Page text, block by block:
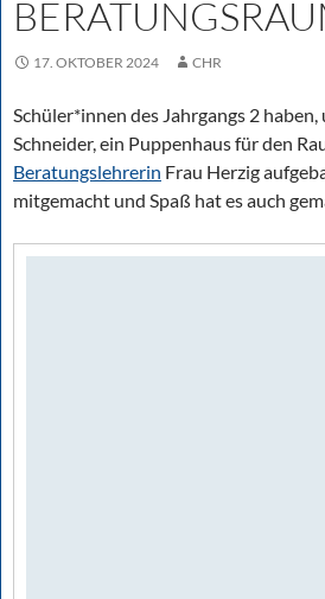
17. OKTOBER 2024 CHR
Schüler*innen des Jahrgangs 2
Schneider, ein Puppenhaus für den
Beratungslehrerin Frau Herzig
mitgemacht und Spaß hat es auch